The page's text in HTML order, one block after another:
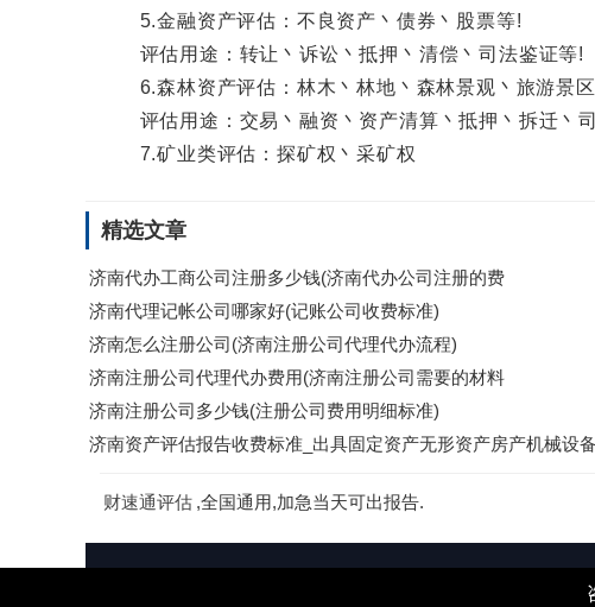
5.金融资产评估：不良资产丶债券丶股票等!
评估用途：转让丶诉讼丶抵押丶清偿丶司法鉴证等!
6.森林资产评估：林木丶林地丶森林景观丶旅游景
评估用途：交易丶融资丶资产清算丶抵押丶拆迁丶
7.矿业类评估：探矿权丶采矿权
精选文章
济南代办工商公司注册多少钱(济南代办公司注册的费
济南代理记帐公司哪家好(记账公司收费标准)
济南怎么注册公司(济南注册公司代理代办流程)
济南注册公司代理代办费用(济南注册公司需要的材料
济南注册公司多少钱(注册公司费用明细标准)
济南资产评估报告收费标准_出具固定资产无形资产房产机械设
财速通评估 ,全国通用,加急当天可出报告.
可